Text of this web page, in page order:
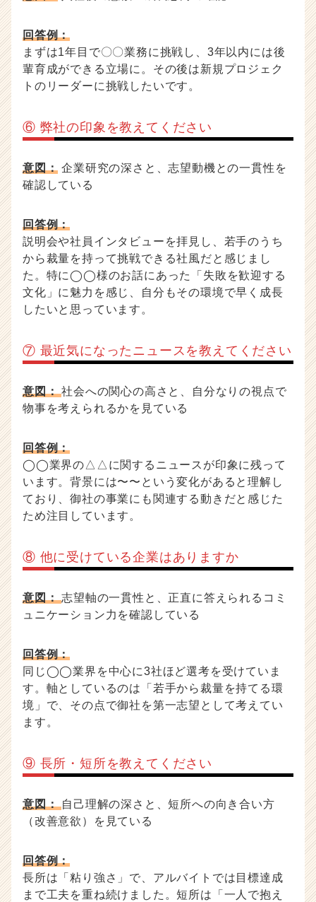
回答例：
まずは1年目で〇〇業務に挑戦し、3年以内には後
輩育成ができる立場に。その後は新規プロジェク
トのリーダーに挑戦したいです。
⑥ 弊社の印象を教えてください
意図： 企業研究の深さと、志望動機との一貫性を
確認している
回答例：
説明会や社員インタビューを拝見し、若手のうち
から裁量を持って挑戦できる社風だと感じまし
た。特に◯◯様のお話にあった「失敗を歓迎する
文化」に魅力を感じ、自分もその環境で早く成長
したいと思っています。
⑦ 最近気になったニュースを教えてください
意図：社会への関心の高さと、自分なりの視点で
物事を考えられるかを見ている
回答例：
◯◯業界の△△に関するニュースが印象に残って
います。背景には〜〜という変化があると理解し
ており、御社の事業にも関連する動きだと感じた
ため注目しています。
⑧ 他に受けている企業はありますか
意図：志望軸の一貫性と、正直に答えられるコミ
ュニケーション力を確認している
回答例：
同じ◯◯業界を中心に3社ほど選考を受けていま
す。軸としているのは「若手から裁量を持てる環
境」で、その点で御社を第一志望として考えてい
ます。
⑨ 長所・短所を教えてください
意図：自己理解の深さと、短所への向き合い方
（改善意欲）を見ている
回答例：
長所は「粘り強さ」で、アルバイトでは目標達成
まで工夫を重ね続けました。短所は「一人で抱え